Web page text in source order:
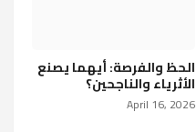
الحظ والفرصة: أيهما يصنع
الأثرياء والناجحين؟
April 16, 2026